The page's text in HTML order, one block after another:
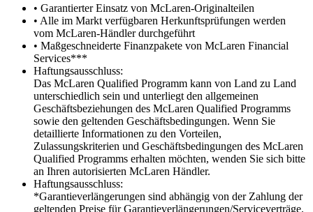
• Garantierter Einsatz von McLaren-Originalteilen
• Alle im Markt verfügbaren Herkunftsprüfungen werden
vom McLaren-Händler durchgeführt
• Maßgeschneiderte Finanzpakete von McLaren Financial
Services***
Haftungsausschluss:
Das McLaren Qualified Programm kann von Land zu Land
unterschiedlich sein und unterliegt den allgemeinen
Geschäftsbeziehungen des McLaren Qualified Programms
sowie den geltenden Geschäftsbedingungen. Wenn Sie
detaillierte Informationen zu den Vorteilen,
Zulassungskriterien und Geschäftsbedingungen des McLaren
Qualified Programms erhalten möchten, wenden Sie sich bitte
an Ihren autorisierten McLaren Händler.
Haftungsausschluss:
*Garantieverlängerungen sind abhängig von der Zahlung der
geltenden Preise für Garantieverlängerungen/Serviceverträge.